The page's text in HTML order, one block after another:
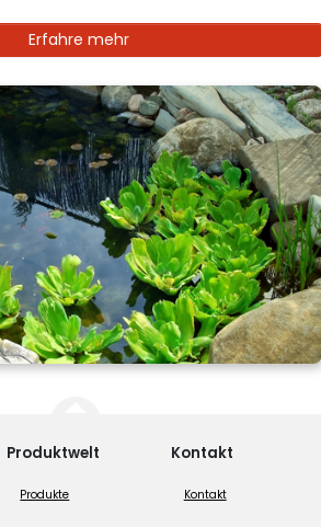
Erfahre mehr
Produktwelt
Produkte
Kontakt
Kontakt